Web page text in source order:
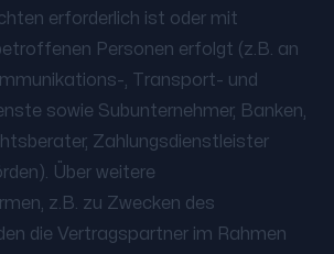
erforderlich ist oder mit
Personen erfolgt (z.B. an
, Transport- und
sowie Subunternehmer, Banken,
Zahlungsdienstleister
Über weitere
z.B. zu Zwecken des
die Vertragspartner im Rahmen